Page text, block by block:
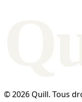
© 2026 Quill. Tous